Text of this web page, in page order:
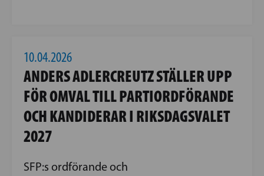
10.04.2026
ANDERS ADLERCREUTZ STÄLLER UPP
FÖR OMVAL TILL PARTIORDFÖRANDE
OCH KANDIDERAR I RIKSDAGSVALET
2027
SFP:s ordförande och